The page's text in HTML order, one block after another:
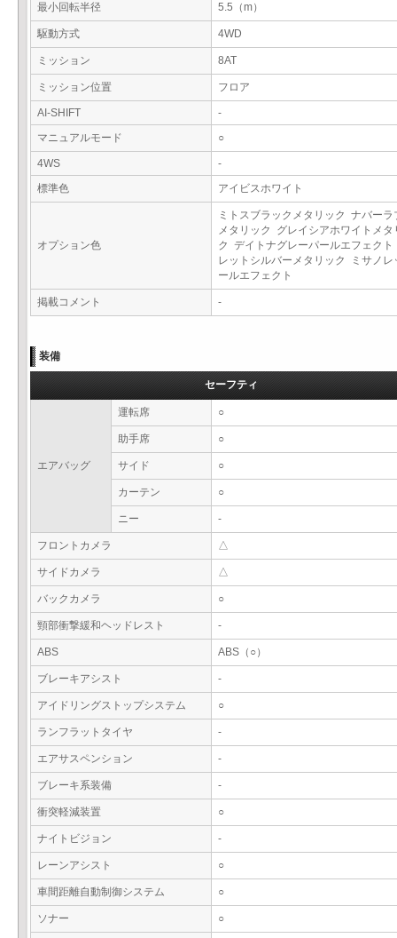
最小回転半径 5.5（m）
駆動方式 4WD
ミッション 8AT
ミッション位置 フロア
AI-SHIFT
-
マニュアルモード
○
4WS
-
標準色
アイビスホワイト
オプション色
ミトスブラックメタリック ナバーラ
メタリック グレイシアホワイトメタ
ク デイトナグレーパールエフェク
レットシルバーメタリック ミサノレ
ールエフェクト
掲載コメント -
装備
セーフティ
エアバッグ
運転席 ○
助手席 ○
サイド ○
カーテン ○
ニー -
フロントカメラ △
サイドカメラ △
バックカメラ ○
頸部衝撃緩和ヘッドレスト -
ABS ABS（○）
ブレーキアシスト -
アイドリングストップシステム ○
ランフラットタイヤ -
エアサスペンション -
ブレーキ系装備 -
衝突軽減装置 ○
ナイトビジョン -
レーンアシスト ○
車間距離自動制御システム ○
ソナー ○